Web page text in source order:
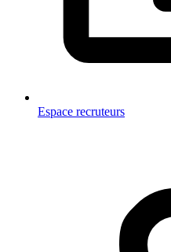
Espace recruteurs